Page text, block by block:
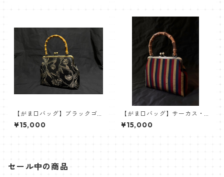
【がま口バッグ】ブラックゴ
ールドボタニカル【竹ハンド
ル】
¥15,000
【がま口バッグ】サーカス・
ストライプ【竹ハンドル】
¥15,000
セール中の商品